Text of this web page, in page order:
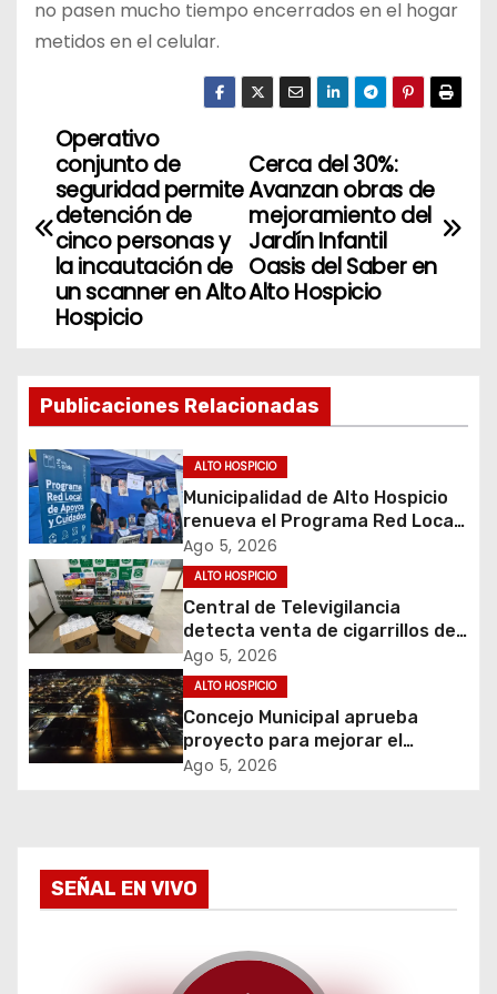
no pasen mucho tiempo encerrados en el hogar
metidos en el celular.
N
v
a
c
i
ó
n
d
e
e
n
a
Cerca del 30%:
Avanzan obras de
mejoramiento del
Jardín Infantil
Oasis del Saber en
Alto Hospicio
Operativo
conjunto de
seguridad permite
detención de
cinco personas y
la incautación de
un scanner en Alto
Hospicio
Publicaciones Relacionadas
ALTO HOSPICIO
Municipalidad de Alto Hospicio
renueva el Programa Red Local
de Apoyos y Cuidados
Ago 5, 2026
ALTO HOSPICIO
Central de Televigilancia
detecta venta de cigarrillos de
contrabando y permite
incautación de más de 3 mil
cajetillas
Ago 5, 2026
ALTO HOSPICIO
Concejo Municipal aprueba
proyecto para mejorar el
alumbrado público del sector El
Ago 5, 2026
SEÑAL EN VIVO